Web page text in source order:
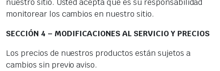
nuestro sitio. Usted acepta que es su responsabilidad
monitorear los cambios en nuestro sitio.
SECCIÓN 4 – MODIFICACIONES AL SERVICIO Y PRECIOS
Los precios de nuestros productos están sujetos a
cambios sin previo aviso.